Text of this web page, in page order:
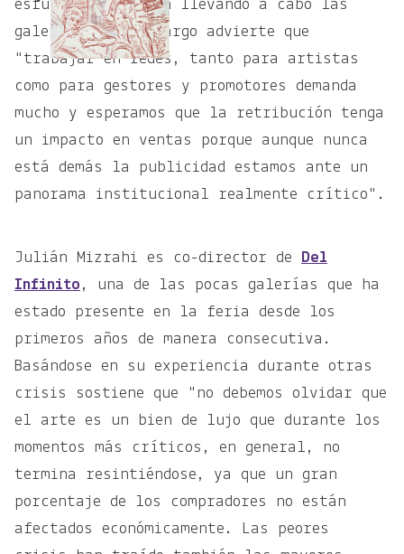
esfuerzo que están llevando a cabo las
galerías. Sin embargo advierte que
"trabajar en redes, tanto para artistas
como para gestores y promotores demanda
mucho y esperamos que la retribución tenga
un impacto en ventas porque aunque nunca
está demás la publicidad estamos ante un
panorama institucional realmente crítico".
Julián Mizrahi es co-director de
Del
Infinito , una de las pocas galerías que ha
estado presente en la feria desde los
primeros años de manera consecutiva.
Basándose en su experiencia durante otras
crisis sostiene que "no debemos olvidar que
el arte es un bien de lujo que durante los
momentos más críticos, en general, no
termina resintiéndose, ya que un gran
porcentaje de los compradores no están
afectados económicamente. Las peores